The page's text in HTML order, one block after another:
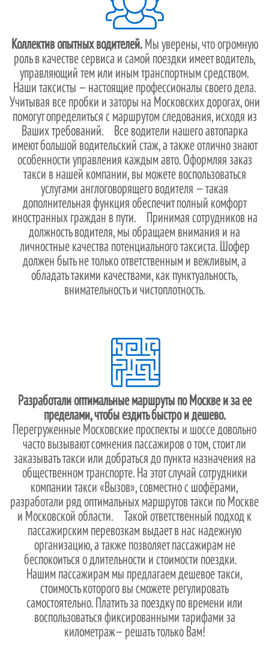
Коллектив опытных водителей.Мы уверены, что огромную
роль в качестве сервиса и самой поездки имеет водитель,
управляющий тем или иным транспортным средством.
Наши таксисты — настоящие профессионалы своего дела.
Учитывая все пробки и заторы на Московских дорогах, они
помогут определиться с маршрутом следования, исходя из
Ваших требований. Все водители нашего автопарка
имеют большой водительский стаж, а также отлично знают
особенности управления каждым авто. Оформляя заказ
такси в нашей компании, вы можете воспользоваться
услугами англоговорящего водителя — такая
дополнительная функция обеспечит полный комфорт
иностранных граждан в пути. Принимая сотрудников на
должность водителя, мы обращаем внимания и на
личностные качества потенциального таксиста. Шофер
должен быть не только ответственным и вежливым, а
обладать такими качествами, как пунктуальность,
внимательность и чистоплотность.
Разработали оптимальные маршруты по Москве и за ее
пределами, чтобы ездить быстро и дешево.
Перегруженные Московские проспекты и шоссе довольно
часто вызывают сомнения пассажиров о том, стоит ли
заказывать такси или добраться до пункта назначения на
общественном транспорте. На этот случай сотрудники
компании такси «Вызов», совместно с шофёрами,
разработали ряд оптимальных маршрутов такси по Москве
и Московской области. Такой ответственный подход к
пассажирским перевозкам выдает в нас надежную
организацию, а также позволяет пассажирам не
беспокоиться о длительности и стоимости поездки.
Нашим пассажирам мы предлагаем дешевое такси,
стоимость которого вы сможете регулировать
самостоятельно. Платить за поездку по времени или
воспользоваться фиксированными тарифами за
километраж— решать только Вам!